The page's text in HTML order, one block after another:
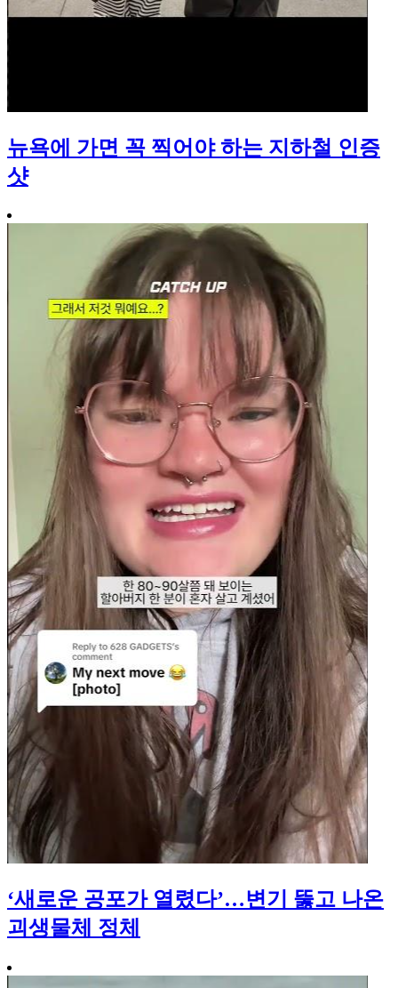
뉴욕에 가면 꼭 찍어야 하는 지하철 인증
샷
‘새로운 공포가 열렸다’…변기 뚫고 나온
괴생물체 정체